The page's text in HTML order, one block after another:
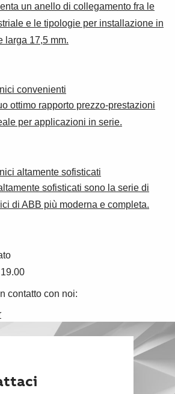
un anello di collegamento fra le
e le tipologie per installazione in
larga 17,5 mm.
convenienti
ottimo rapporto prezzo-prestazioni
per applicazioni in serie.
altamente sofisticati
sofisticati sono la serie di
di ABB più moderna e completa.
contatto con noi: